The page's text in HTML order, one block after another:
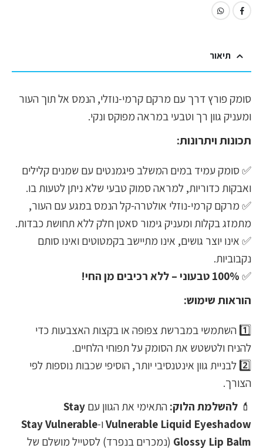
תיאור
סומק פורץ דרך עם מרקם קרמי-נוזלי, הנמס אל תוך העור
ומעניק גוון רך וטבעי במראה מפוקס ונקי.
תכונות ויתרונות:
✅ סומק עמיד במים המשלב פיגמנטים עם שמנים קלילים
ואבקות כדוריות, למראה סמוק טבעי שלא ניתן לטעות בו.
✅ מרקם קרמי-נוזלי אולטרה-קל הנמס במגע עם העור,
מתמזג בקלות ומעניק גימור סאטן חלק ללא תחושת כבדות.
✅ אינו יוצר גושים, אינו מתיישב בקמטוטים ואינו סותם
נקבוביות.
✅100% טבעוני – ללא רכיבים מן החי!
הוראות שימוש:
1️⃣ השתמשי במברשת צפופה או בקצות האצבעות כדי
להניח ולטשטש את הסומק על תפוחי הלחיים.
2️⃣ לבניית גוון אינטנסיבי יותר, הוסיפי שכבות נוספות לפי
הצורך.
💄 להשלמת הלוק:התאימי את הגוון עםStay
Vulnerable Liquid Eyeshadowו-Stay Vulnerable
Glossy Lip Balm (נמכרים בנפרד) לסטייל מושלם של